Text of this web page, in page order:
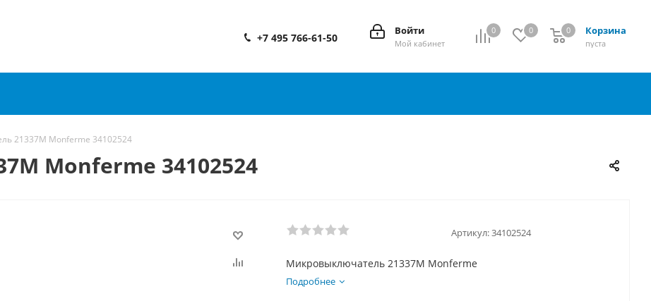
0 0 Корзина
0
пуста
0
Войти
Мой кабинет
+7 495 766-61-50
21337M Monferme 34102524
Monferme 34102524
Артикул:34102524
Микровыключатель 21337M Monferme
Подробнее